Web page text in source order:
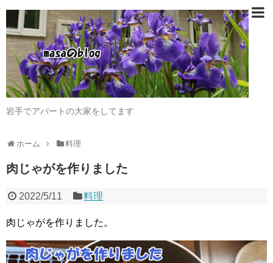
岩手でアパートの大家をしてます
ホーム 料理
肉じゃがを作りました
2022/5/11 料理
肉じゃがを作りました。